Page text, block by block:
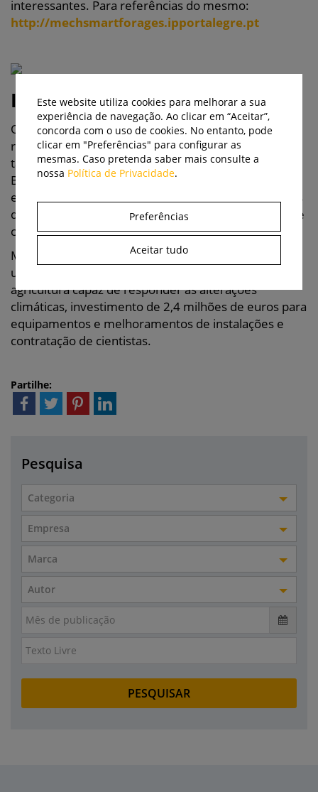
interessantes. Para referências do mesmo:
http://mechsmartforages.ipportalegre.pt
Incentivos ministeriais
Os ministros, da Agricultura e da Ciência,
respetivamente Capoulas Santos e Manuel Heitor,
também foram ao pólo de Elvas do INIAV.
Basicamente, para enaltecer o trabalho que ali se faz
e para incentivar mais e melhores resultados através
do reforço de dotações para este e outros centros de
conhecimento.
Manuel Heitor anunciou que em Elvas será instalado
um laboratório que procurará soluções para uma
agricultura capaz de responder às alterações
climáticas, investimento de 2,4 milhões de euros para
equipamentos e melhoramentos de instalações e
contratação de cientistas.
Partilhe:
Pesquisa
Categoria
Empresa
Marca
Autor
Este website utiliza cookies para melhorar a sua
experiência de navegação. Ao clicar em “Aceitar”,
concorda com o uso de cookies. No entanto, pode
clicar em "Preferências" para configurar as
mesmas. Caso pretenda saber mais consulte a
nossa Política de Privacidade.
Preferências
Aceitar tudo